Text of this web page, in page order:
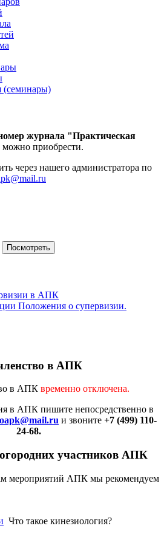
(семинары)
журнала "Практическая
приобрести.
через нашего администратора по
в АПК
Положения о супервизии.
в АПК
в АПК временно отключена.
в АПК пишите непосредственно в
и звоните +7 (499) 110-
24-68.
участников АПК
мероприятий АПК мы рекомендуем
Что такое кинезиология?